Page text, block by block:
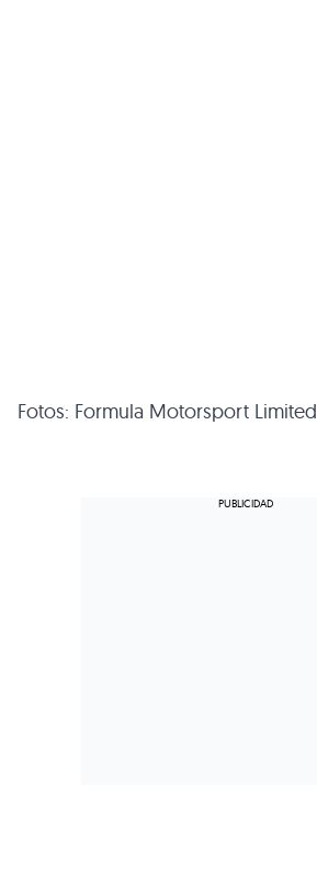
Fotos: Formula Motorsport Limited